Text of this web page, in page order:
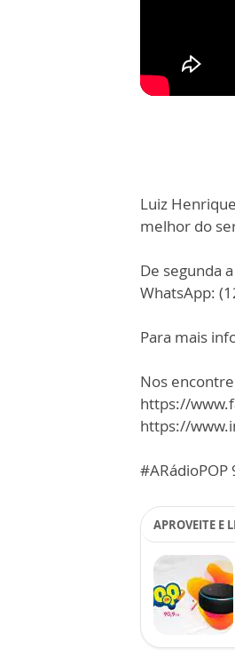
Luiz
melhor do
De segunda
WhatsApp:
Para mais
Nos
https://
https://
#ARádioPOP
APROVEITE E